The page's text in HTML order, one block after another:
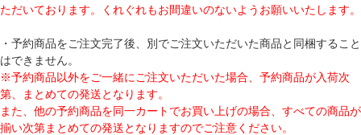
ただいております。くれぐれもお間違いのないようお願いいたします。
・予約商品をご注文完了後、別でご注文いただいた商品と同梱すること
はできません。
※予約商品以外をご一緒にご注文いただいた場合、予約商品が入荷次
第、まとめての発送となります。
また、他の予約商品を同一カートでお買い上げの場合、すべての商品が
揃い次第まとめての発送となりますのでご注意ください。